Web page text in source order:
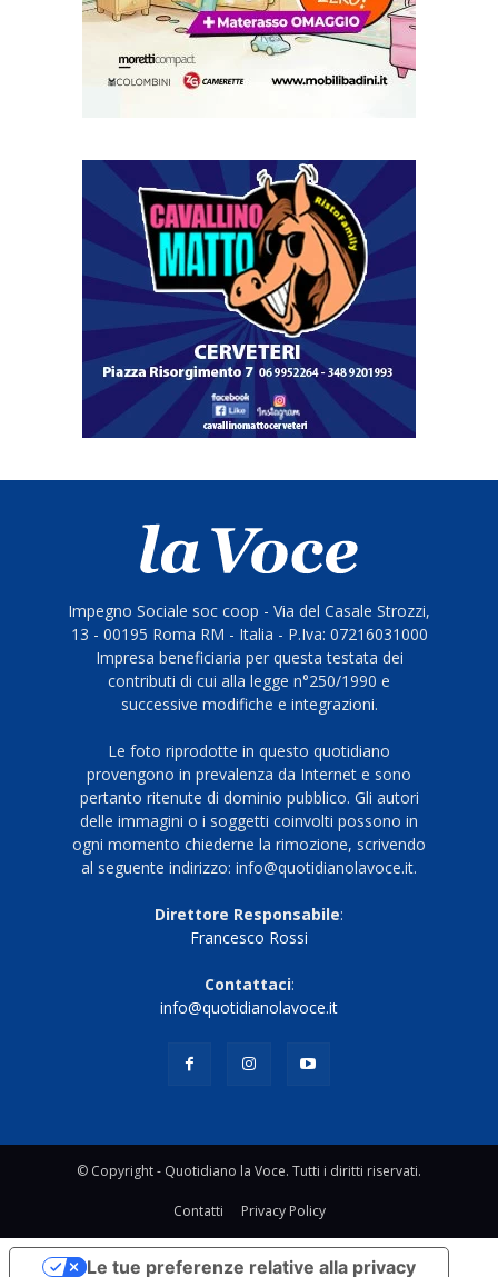
Impegno Sociale soc coop - Via del Casale Strozzi,
13 - 00195 Roma RM - Italia - P.Iva: 07216031000
Impresa beneficiaria per questa testata dei
contributi di cui alla legge n°250/1990 e
successive modifiche e integrazioni.
Le foto riprodotte in questo quotidiano
provengono in prevalenza da Internet e sono
pertanto ritenute di dominio pubblico. Gli autori
delle immagini o i soggetti coinvolti possono in
ogni momento chiederne la rimozione, scrivendo
al seguente indirizzo: info@quotidianolavoce.it.
Direttore Responsabile:
Francesco Rossi
Contattaci:
info@quotidianolavoce.it
© Copyright - Quotidiano la Voce. Tutti i diritti riservati.
Contatti Privacy Policy
Le tue preferenze relative alla privacy